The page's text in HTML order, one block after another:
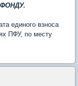
единого взноса
ПФУ, по месту